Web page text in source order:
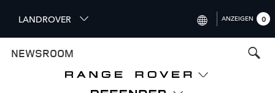
i
p
LANDROVER ANZEIGEN 0
NEWSROOM